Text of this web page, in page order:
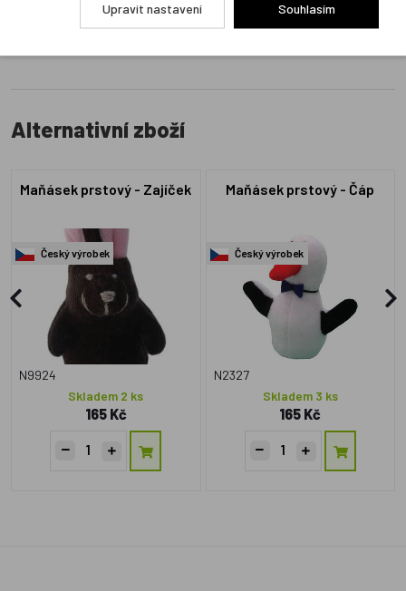
Alternativní zboží
Maňásek prstový - Zajíček
Český výrobek
N9924
Skladem 2 ks
165 Kč
Maňásek prstový - Čáp
Český výrobek
N2327
Skladem 3 ks
165 Kč
Upravit nastavení Souhlasím